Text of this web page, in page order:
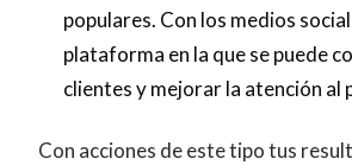
populares. Con los medios
plataforma en la que se puede
clientes y mejorar la atención al
Con acciones de este tipo tus